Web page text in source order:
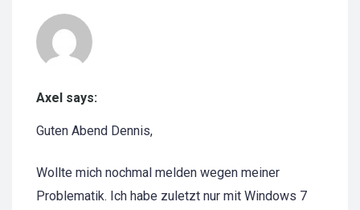
Axel says:
Guten Abend Dennis,
Wollte mich nochmal melden wegen meiner
Problematik. Ich habe zuletzt nur mit Windows 7